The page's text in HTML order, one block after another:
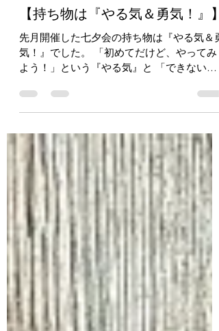
7 日前
先月開催した七夕会の持ち物は『やる気＆勇
気！』でした。 「初めてだけど、やってみ
よう！」という『やる気』と 「できない」
「苦手」「辛い」「パス」などを 自ら伝え
る『勇気！』を持ってくるように伝えていま
した。 弊所に通所されているみなさんは 働
いた経験が少ない方や ほんの些細な日常的
な事でも 未経験だったりする方が多いと感
じています。 ですから例え 今回のような七
夕会のゲームであっても 『やったことな
い』から『やってみる！』ということが 大
切であることを伝えました。 そうした些細
なことでも 一度でも経験すれば『できたこ